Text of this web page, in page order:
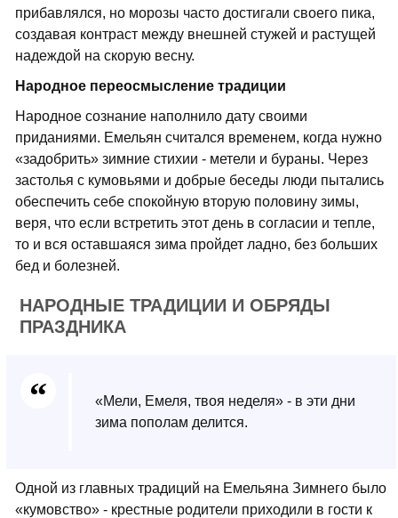
прибавлялся, но морозы часто достигали своего пика,
создавая контраст между внешней стужей и растущей
надеждой на скорую весну.
Народное переосмысление традиции
Народное сознание наполнило дату своими
приданиями. Емельян считался временем, когда нужно
«задобрить» зимние стихии - метели и бураны. Через
застолья с кумовьями и добрые беседы люди пытались
обеспечить себе спокойную вторую половину зимы,
веря, что если встретить этот день в согласии и тепле,
то и вся оставшаяся зима пройдет ладно, без больших
бед и болезней.
НАРОДНЫЕ ТРАДИЦИИ И ОБРЯДЫ
ПРАЗДНИКА
«Мели, Емеля, твоя неделя» - в эти дни
зима пополам делится.
Одной из главных традиций на Емельяна Зимнего было
«кумовство» - крестные родители приходили в гости к